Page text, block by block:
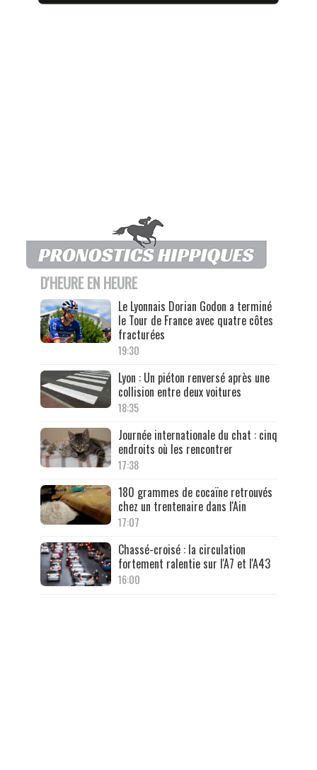
D'HEURE EN HEURE
Le Lyonnais Dorian Godon a terminé
le Tour de France avec quatre côtes
fracturées
19:30
Lyon : Un piéton renversé après une
collision entre deux voitures
18:35
Journée internationale du chat : cinq
endroits où les rencontrer
17:38
180 grammes de cocaïne retrouvés
chez un trentenaire dans l'Ain
17:07
Chassé-croisé : la circulation
fortement ralentie sur l'A7 et l'A43
16:00